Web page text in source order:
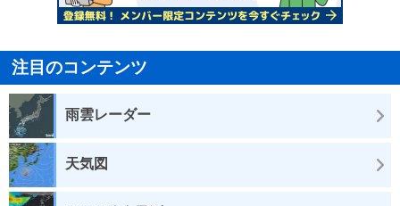
注目のコンテンツ
雨雲レーダー
天気図